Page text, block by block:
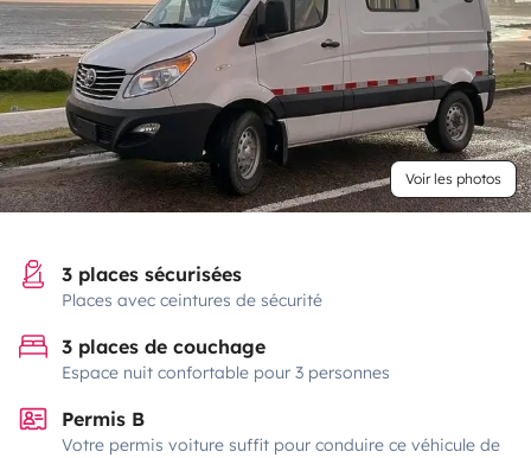
Voir les photos
3 places sécurisées
Places avec ceintures de sécurité
3 places de couchage
Espace nuit confortable pour 3 personnes
Permis B
Votre permis voiture suffit pour conduire ce véhicule de